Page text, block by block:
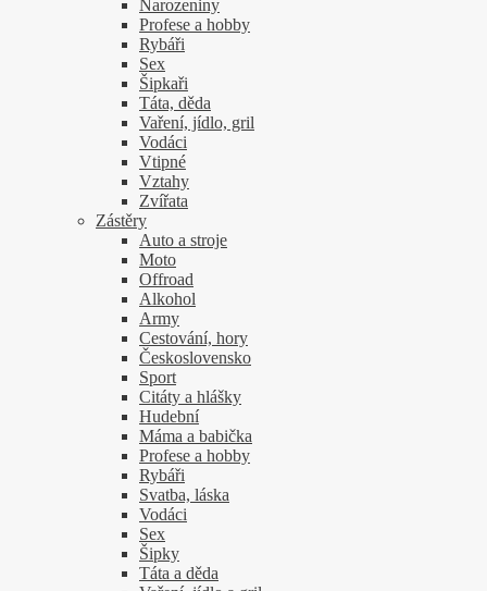
Narozeniny
Profese a hobby
Rybáři
Sex
Šipkaři
Táta, děda
Vaření, jídlo, gril
Vodáci
Vtipné
Vztahy
Zvířata
Zástěry
Auto a stroje
Moto
Offroad
Alkohol
Army
Cestování, hory
Československo
Sport
Citáty a hlášky
Hudební
Máma a babička
Profese a hobby
Rybáři
Svatba, láska
Vodáci
Sex
Šipky
Táta a děda